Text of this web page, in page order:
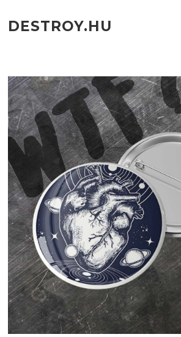
tartalomra
DESTROY.HU